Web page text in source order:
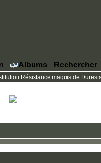
Albums Rechercher
Résistance maquis de